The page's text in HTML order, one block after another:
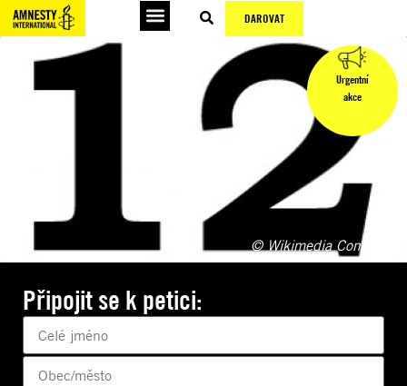
DAROVAT
Urgentní
akce
© Wikimedia Commons
Připojit se k petici: